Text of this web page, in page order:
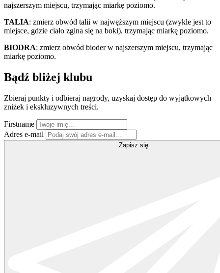
najszerszym miejscu, trzymając miarkę poziomo.
TALIA: zmierz obwód talii w najwęższym miejscu (zwykle jest to
miejsce, gdzie ciało zgina się na boki), trzymając miarkę poziomo.
BIODRA: zmierz obwód bioder w najszerszym miejscu, trzymając
miarkę poziomo.
Bądź bliżej klubu
Zbieraj punkty i odbieraj nagrody, uzyskaj dostęp do wyjątkowych
zniżek i ekskluzywnych treści.
Firstname
Adres e-mail
Zapisz się